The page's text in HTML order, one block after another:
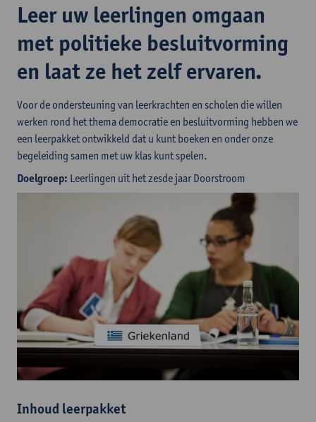
Leer uw leerlingen omgaan
met politieke besluitvorming
en laat ze het zelf ervaren.
Voor de ondersteuning van leerkrachten en scholen die willen
werken rond het thema democratie en besluitvorming hebben we
een leerpakket ontwikkeld dat u kunt boeken en onder onze
begeleiding samen met uw klas kunt spelen.
Doelgroep: Leerlingen uit het zesde jaar Doorstroom
Inhoud leerpakket